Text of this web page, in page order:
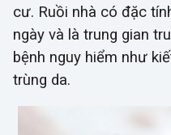
cư. Ruồi nhà có đặc
ngày và là trung gian
bệnh nguy hiểm như
trùng da.